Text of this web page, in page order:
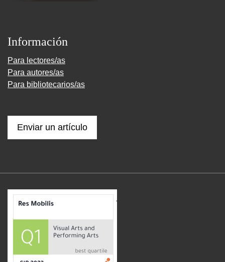
Información
Para lectores/as
Para autores/as
Para bibliotecarios/as
Enviar un artículo